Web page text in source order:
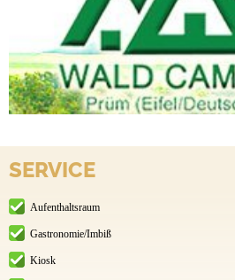
SERVICE
Aufenthaltsraum
Gastronomie/Imbiß
Kiosk